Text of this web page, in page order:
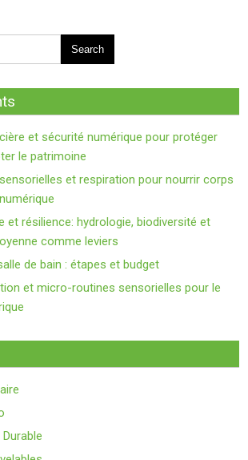
et sécurité numérique pour protéger
le patrimoine
et respiration pour nourrir corps
et résilience: hydrologie, biodiversité et
comme leviers
de bain : étapes et budget
et micro-routines sensorielles pour le